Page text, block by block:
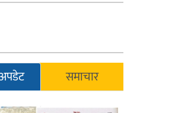
समाचार